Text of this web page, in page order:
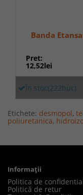
Banda
Pret:
12,52lei
În stoc(222buc)
Etichete: desmopol,
poliuretanica,
Informaţii
Politica de
Politică de retur